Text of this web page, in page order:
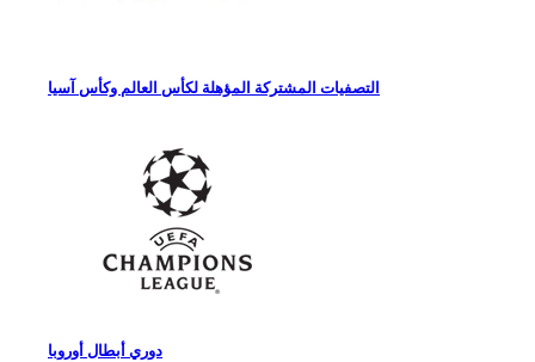
التصفيات المشتركة المؤهلة لكأس العالم وكأس آسيا
دوري أبطال أوروبا